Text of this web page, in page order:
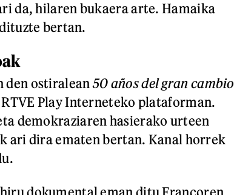
da, hilaren bukaera arte. Hamaika
bertan.
den ostiralean50 años del gran cambio
Play Interneteko plataforman.
demokraziaren hasierako urteen
ari dira ematen bertan. Kanal horrek
dokumental eman ditu Francoren